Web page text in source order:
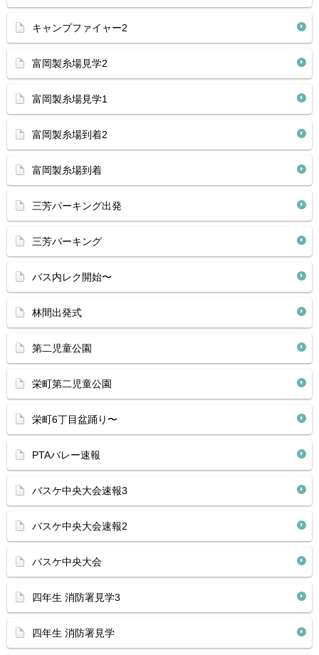
キャンプファイャー2
富岡製糸場見学2
富岡製糸場見学1
富岡製糸場到着2
富岡製糸場到着
三芳パーキング出発
三芳パーキング
バス内レク開始〜
林間出発式
第二児童公園
栄町第二児童公園
栄町6丁目盆踊り〜
PTAバレー速報
バスケ中央大会速報3
バスケ中央大会速報2
バスケ中央大会
四年生 消防署見学3
四年生 消防署見学